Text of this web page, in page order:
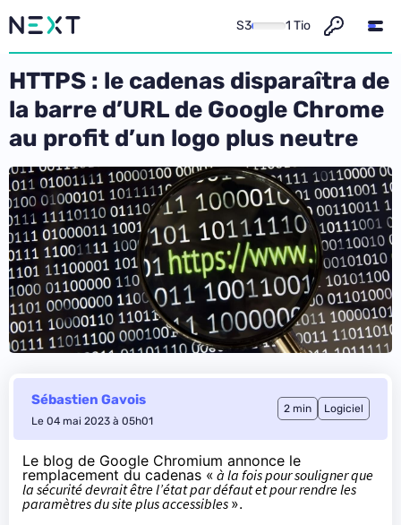
S3 1 Tio
HTTPS : le cadenas disparaîtra de
la barre d’URL de Google Chrome
au profit d’un logo plus neutre
Sébastien Gavois
Le 04 mai 2023 à 05h01
2 min Logiciel
Le blog de Google Chromium annonce le
remplacement du cadenas « à la fois pour souligner que
la sécurité devrait être l’état par défaut et pour rendre les
paramètres du site plus accessibles ».